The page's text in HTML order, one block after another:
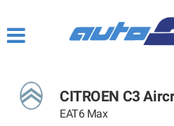
I SERVIZI CITROEN C3
EAT6 Max